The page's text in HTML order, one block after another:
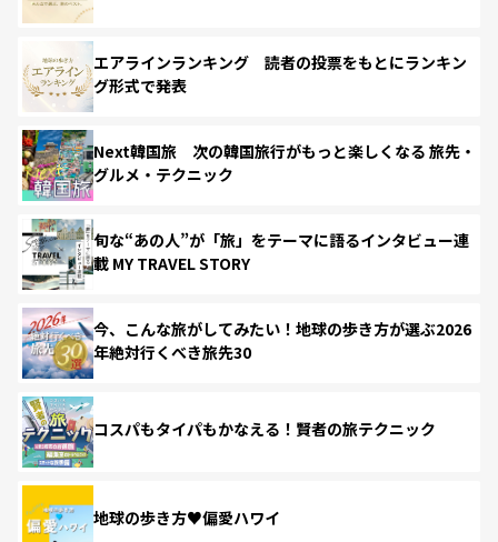
エアラインランキング 読者の投票をもとにランキン
グ形式で発表
Next韓国旅 次の韓国旅行がもっと楽しくなる 旅先・
グルメ・テクニック
旬な“あの人”が「旅」をテーマに語るインタビュー連
載 MY TRAVEL STORY
今、こんな旅がしてみたい！地球の歩き方が選ぶ2026
年絶対行くべき旅先30
コスパもタイパもかなえる！賢者の旅テクニック
地球の歩き方♥偏愛ハワイ